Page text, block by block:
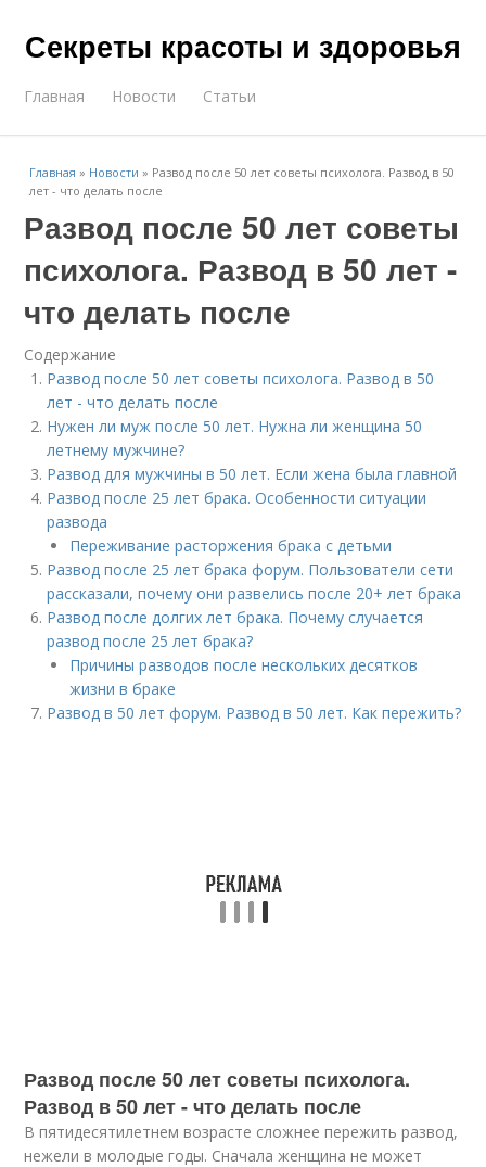
Секреты красоты и здоровья
Главная Новости Статьи
Главная » Новости » Развод после 50 лет советы психолога. Развод в 50
лет - что делать после
Развод после 50 лет советы
психолога. Развод в 50 лет -
что делать после
Содержание
Развод после 50 лет советы психолога. Развод в 50
лет - что делать после
Нужен ли муж после 50 лет. Нужна ли женщина 50
летнему мужчине?
Развод для мужчины в 50 лет. Если жена была главной
Развод после 25 лет брака. Особенности ситуации
развода
Переживание расторжения брака с детьми
Развод после 25 лет брака форум. Пользователи сети
рассказали, почему они развелись после 20+ лет брака
Развод после долгих лет брака. Почему случается
развод после 25 лет брака?
Причины разводов после нескольких десятков
жизни в браке
Развод в 50 лет форум. Развод в 50 лет. Как пережить?
Развод после 50 лет советы психолога.
Развод в 50 лет - что делать после
В пятидесятилетнем возрасте сложнее пережить развод,
нежели в молодые годы. Сначала женщина не может